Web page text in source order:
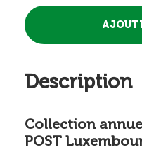
Description
Collection
POST